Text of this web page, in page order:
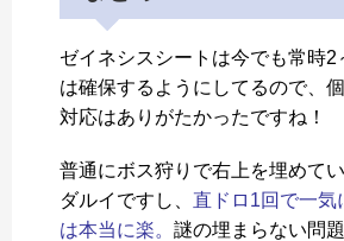
ゼイネシスシートは今でも常時2
は確保するようにしてるので、
対応はありがたかったですね！
普通にボス狩りで右上を埋めて
ダルイですし、 直ドロ1回で一気
は本当に楽。 謎の埋まらない問